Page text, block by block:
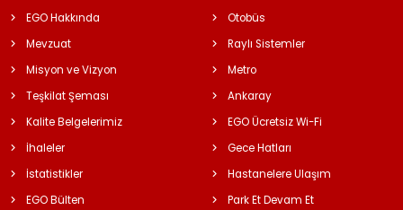
EGO Hakkında
Mevzuat
Misyon ve Vizyon
Teşkilat Şeması
Kalite Belgelerimiz
İhaleler
İstatistikler
EGO Bülten
Otobüs
Raylı Sistemler
Metro
Ankaray
EGO Ücretsiz Wi-Fi
Gece Hatları
Hastanelere Ulaşım
Park Et Devam Et